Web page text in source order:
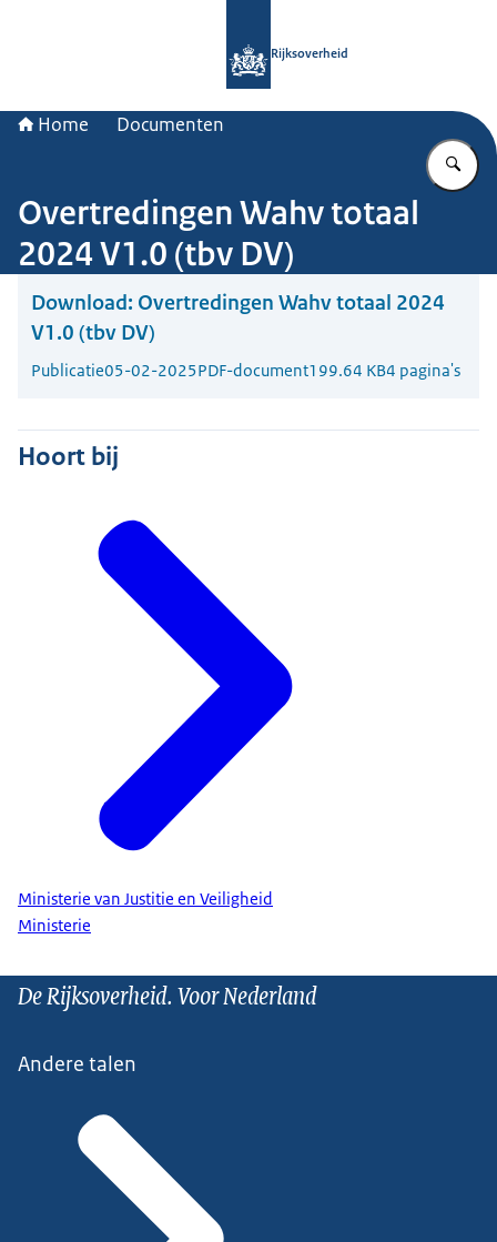
Rijksoverheid
Home Documenten
Overtredingen Wahv totaal
2024 V1.0 (tbv DV)
Download: Overtredingen Wahv totaal 2024
V1.0 (tbv DV)
Publicatie05-02-2025PDF-document199.64 KB4 pagina's
Hoort bij
Ministerie van Justitie en Veiligheid
Ministerie
De Rijksoverheid. Voor Nederland
Andere talen